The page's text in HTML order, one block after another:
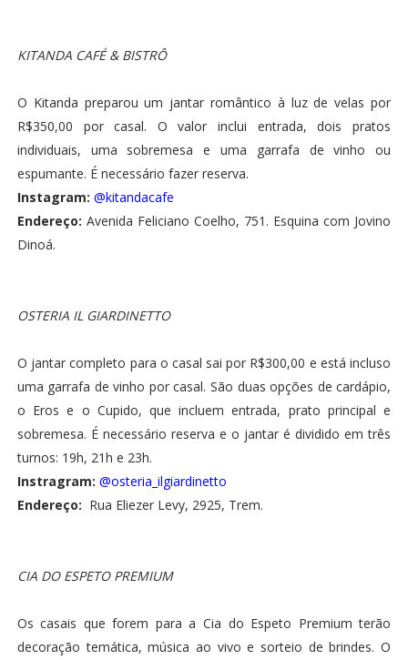
KITANDA CAFÉ & BISTRÔ
O Kitanda preparou um jantar romântico à luz de velas por
R$350,00 por casal. O valor inclui entrada, dois pratos
individuais, uma sobremesa e uma garrafa de vinho ou
espumante. É necessário fazer reserva.
Instagram: @kitandacafe
Endereço: Avenida Feliciano Coelho, 751. Esquina com Jovino
Dinoá.
OSTERIA IL GIARDINETTO
O jantar completo para o casal sai por R$300,00 e está incluso
uma garrafa de vinho por casal. São duas opções de cardápio,
o Eros e o Cupido, que incluem entrada, prato principal e
sobremesa. É necessário reserva e o jantar é dividido em três
turnos: 19h, 21h e 23h.
Instragram: @osteria_ilgiardinetto
Endereço: Rua Eliezer Levy, 2925, Trem.
CIA DO ESPETO PREMIUM
Os casais que forem para a Cia do Espeto Premium terão
decoração temática, música ao vivo e sorteio de brindes. O